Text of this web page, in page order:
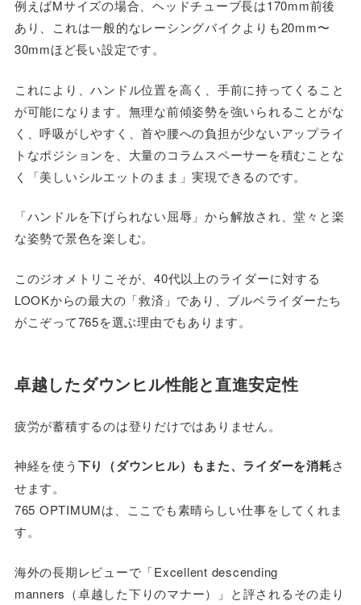
例えばMサイズの場合、ヘッドチューブ長は170mm前後
あり、これは一般的なレーシングバイクよりも20mm〜
30mmほど長い設定です。
これにより、ハンドル位置を高く、手前に持ってくること
が可能になります。無理な前傾姿勢を強いられることがな
く、呼吸がしやすく、首や腰への負担が少ないアップライ
トなポジションを、大量のコラムスペーサーを積むことな
く「美しいシルエットのまま」実現できるのです。
「ハンドルを下げられない屈辱」から解放され、堂々と楽
な姿勢で景色を楽しむ。
このジオメトリこそが、40代以上のライダーに対する
LOOKからの最大の「救済」であり、ブルベライダーたち
がこぞって765を選ぶ理由でもあります。
卓越したダウンヒル性能と直進安定性
疲労が蓄積するのは登りだけではありません。
神経を使う 下り（ダウンヒル）もまた、ライダーを消耗さ
せます。
765 OPTIMUMは、ここでも素晴らしい仕事をしてくれま
す。
海外の長期レビューで「Excellent descending
manners（卓越した下りのマナー）」と評されるその走り